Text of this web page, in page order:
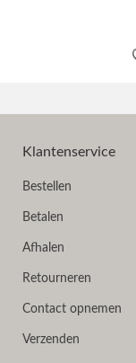
Klantenservice
Bestellen
Betalen
Afhalen
Retourneren
Contact opnemen
Verzenden